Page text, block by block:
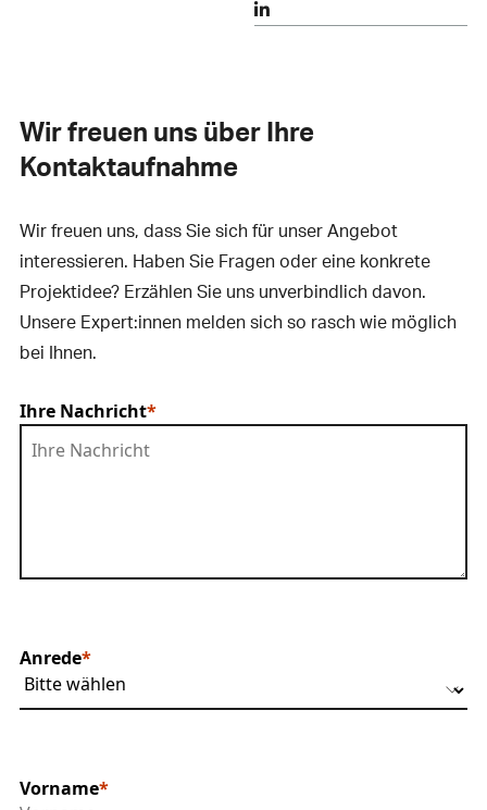
Wir freuen uns über Ihre
Kontaktaufnahme
Wir freuen uns, dass Sie sich für unser Angebot
interessieren. Haben Sie Fragen oder eine konkrete
Projektidee? Erzählen Sie uns unverbindlich davon.
Unsere Expert:innen melden sich so rasch wie möglich
bei Ihnen.
Ihre Nachricht
Anrede
Vorname